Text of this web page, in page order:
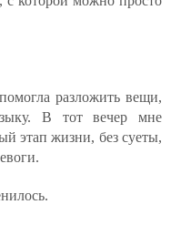
разложить вещи,
В тот вечер мне
этап жизни, без суеты,